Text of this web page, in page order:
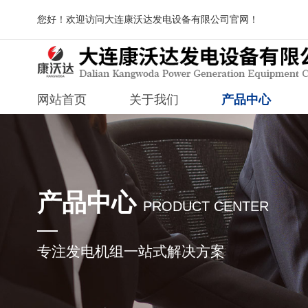
您好！欢迎访问大连康沃达发电设备有限公司官网！
网站首页 关于我们 产品中心
产品中心PRODUCT CENTER
专注发电机组一站式解决方案